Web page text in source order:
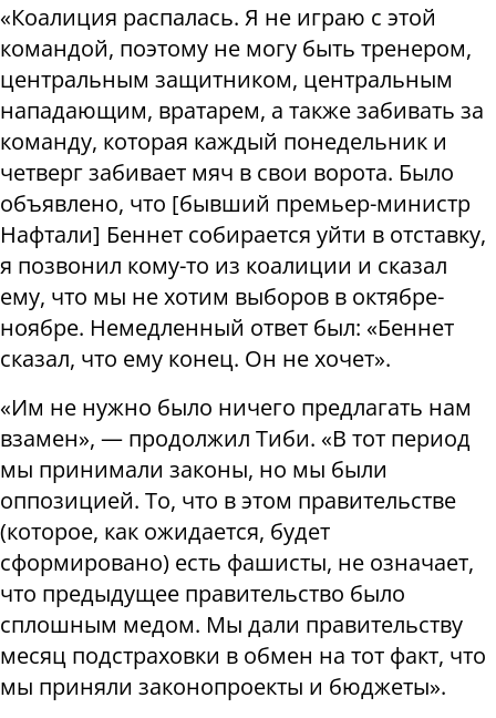
«Коалиция распалась. Я не играю с этой
командой, поэтому не могу быть тренером,
центральным защитником, центральным
нападающим, вратарем, а также забивать за
команду, которая каждый понедельник и
четверг забивает мяч в свои ворота. Было
объявлено, что [бывший премьер-министр
Нафтали] Беннет собирается уйти в отставку,
я позвонил кому-то из коалиции и сказал
ему, что мы не хотим выборов в октябре-
ноябре. Немедленный ответ был: «Беннет
сказал, что ему конец. Он не хочет».
«Им не нужно было ничего предлагать нам
взамен», — продолжил Тиби. «В тот период
мы принимали законы, но мы были
оппозицией. То, что в этом правительстве
(которое, как ожидается, будет
сформировано) есть фашисты, не означает,
что предыдущее правительство было
сплошным медом. Мы дали правительству
месяц подстраховки в обмен на тот факт, что
мы приняли законопроекты и бюджеты».